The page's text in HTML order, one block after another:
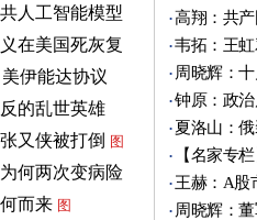
人工智能模型
在美国死灰复
伊能达协议
的乱世英雄
又侠被打倒 图
何两次变病险
而来 图
高翔：共产
韦拓：王
周晓辉：
钟原：政
夏洛山：
【名家专
王赫：A股
周晓辉：